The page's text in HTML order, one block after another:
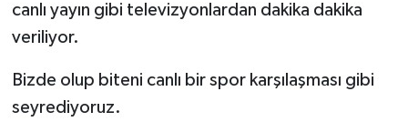
canlı yayın gibi televizyonlardan dakika dakika
veriliyor.
Bizde olup biteni canlı bir spor karşılaşması gibi
seyrediyoruz.